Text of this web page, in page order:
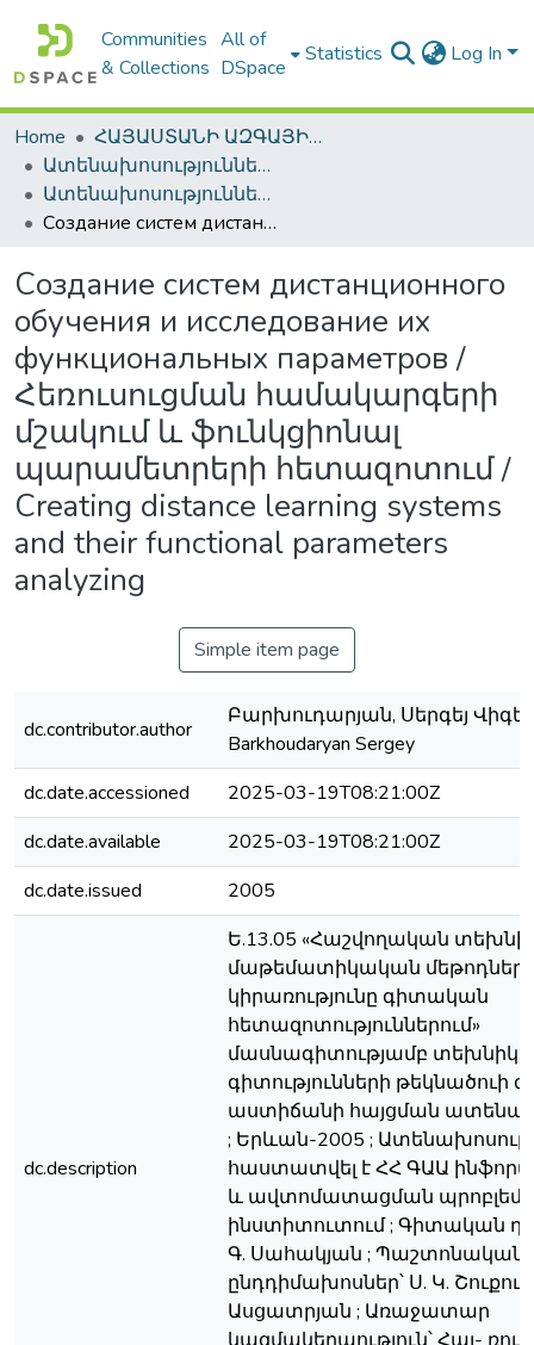
Communities
& Collections
All of
DSpace
Statistics Log In
Home
ՀԱՅԱՍՏԱՆԻ ԱԶԳԱՅԻՆ ԳՐԱԴԱՐԱՆԻ ԹՎԱՅԻՆ ՊԱՀՈՑ / DIGITAL REPOSITORY OF NLA
Ատենախոսություններ և սեղմագրեր / Theses & Abstracts
Ատենախոսություններ և սեղմագրեր / Theses & Abstracts
Создание систем дистанционного обучения и исследование их функциональных параметров / Հեռուսուցման համակարգերի մշակում և ֆունկցիոնալ պարամետրերի հետազոտում / Creating distance learning systems and their functional parameters analyzing
Создание систем дистанционного
обучения и исследование их
функциональных параметров /
Հեռուսուցման համակարգերի
մշակում և ֆունկցիոնալ
պարամետրերի հետազոտում /
Creating distance learning systems
and their functional parameters
analyzing
Simple item page
dc.contributor.author
Բարխուդարյան, Սերգեյ
Barkhoudaryan Sergey
dc.date.accessioned
2025-03-19T08:21:00Z
dc.date.available
2025-03-19T08:21:00Z
dc.date.issued
2005
dc.description
Ե.13.05 «Հաշվողական
մաթեմատիկական
կիրառությունը գիտական
հետազոտություններում»
մասնագիտությամբ
գիտությունների թեկնածուի
աստիճանի հայցման
; Երևան-2005 ;
հաստատվել է ՀՀ ԳԱԱ
և ավտոմատացման
ինստիտուտում ; Գիտական
Գ. Սահակյան ; Պաշտոնական
ընդդիմախոսներ՝ Ս. Կ.
Ասցատրյան ; Առաջատար